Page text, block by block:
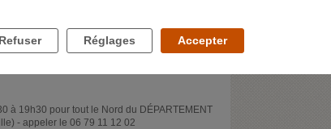
à 19h30 pour tout le Nord du DÉPARTEMENT
- appeler le 06 79 11 12 02
Refuser Réglages Accepter